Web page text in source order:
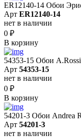
ER12140-14 Обои
Арт ER12140-14
нет в наличии
0 ₽
В корзину
54353-15 Обои
Арт 54353-15
нет в наличии
0 ₽
В корзину
54201-3 Обои Andrea
Арт 54201-3
нет в наличии